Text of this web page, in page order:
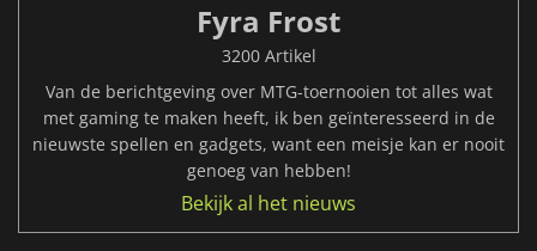
Fyra Frost
3200 Artikel
Van de berichtgeving over MTG-toernooien tot alles wat
met gaming te maken heeft, ik ben geïnteresseerd in de
nieuwste spellen en gadgets, want een meisje kan er nooit
genoeg van hebben!
Bekijk al het nieuws